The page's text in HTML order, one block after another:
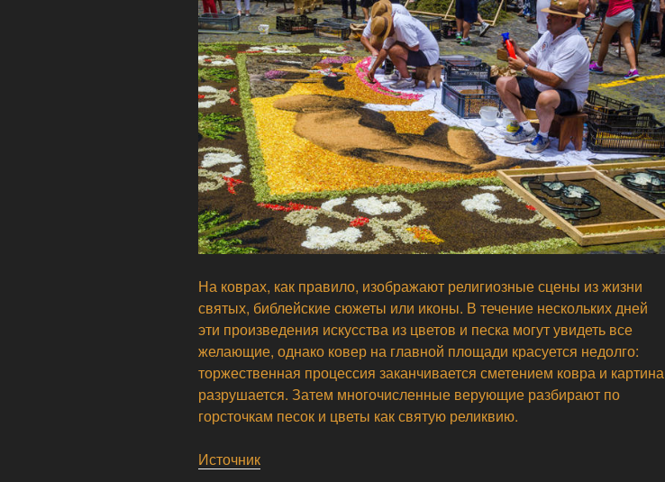
На коврах, как правило, изображают религиозные сцены из жизни
святых, библейские сюжеты или иконы. В течение нескольких дней
эти произведения искусства из цветов и песка могут увидеть все
желающие, однако ковер на главной площади красуется недолго:
торжественная процессия заканчивается сметением ковра и картина
разрушается. Затем многочисленные верующие разбирают по
горсточкам песок и цветы как святую реликвию.
Источник